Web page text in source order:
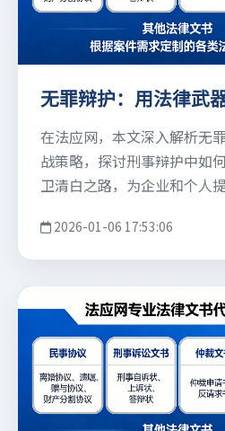
无罪辩护：用法律武
在法应网，本文深入解析无
战策略，探讨刑事辩护中如
卫清白之路，为企业和个人
2026-01-06 17:53:06